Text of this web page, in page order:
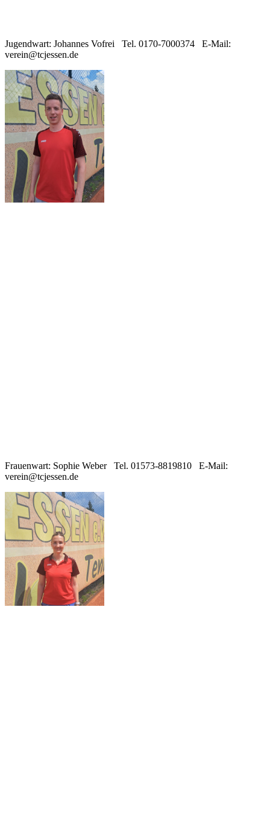
Jugendwart: Johannes Vofrei Tel. 0170-7000374 E-Mail:
verein@tcjessen.de
Frauenwart: Sophie Weber Tel. 01573-8819810 E-Mail:
verein@tcjessen.de